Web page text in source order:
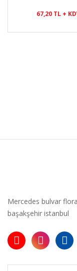
67,20 TL +
Mercedes bulvar
başakşehir istanbul